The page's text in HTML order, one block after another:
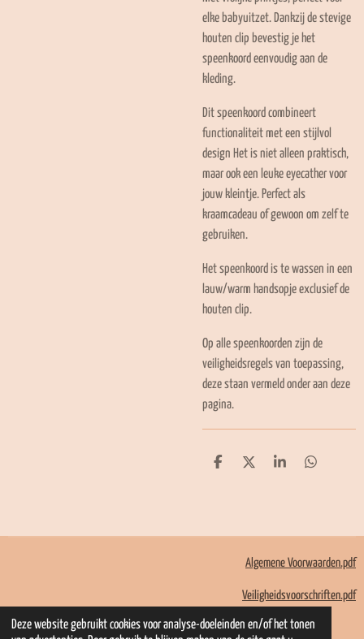
Deze website gebruikt cookies voor analyse-doeleinden en/of het tonen
elke babyuitzet. Dankzij de stevige
houten clip bevestig je het
speenkoord eenvoudig aan de
kleding.
Dit speenkoord combineert
functionaliteit met een stijlvol
design Het is niet alleen praktisch,
maar ook een leuke eyecather voor
jouw kleintje. Perfect als
kraamcadeau of gewoon om zelf te
gebruiken.
Het speenkoord is te wassen in een
lauw/warm handsopje exclusief de
houten clip.
Op alle speenkoorden zijn de
veiligheidsregels van toepassing,
deze staan vermeld onder aan deze
pagina.
D
D
S
D
Algemene Voorwaarden.pdf
Veiligheidsvoorschriften.pdf
© 2022 - 2026 Mom Kadootjes
Powered byJouwWeb